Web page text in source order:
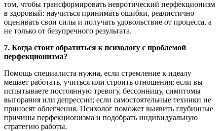
том, чтобы трансформировать невротический перфекционизм
в здоровый: научиться принимать ошибки, реалистично
оценивать свои силы и получать удовольствие от процесса, а
не только от безупречного результата.
7. Когда стоит обратиться к психологу с проблемой
перфекционизма?
Помощь специалиста нужна, если стремление к идеалу
мешает работать, учиться или строить отношения; если вы
испытываете постоянную тревогу, бессонницу, симптомы
выгорания или депрессии; если самостоятельные техники не
приносят облегчения. Психолог поможет выявить глубинные
причины перфекционизма и подобрать индивидуальную
стратегию работы.